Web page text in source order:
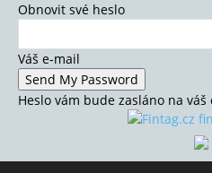
Obnovit své heslo
Váš e-mail
Heslo vám bude zasláno na váš